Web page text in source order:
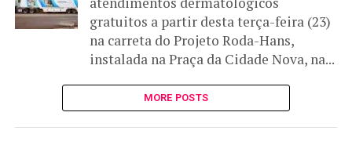
gratuitos a partir desta terça-feira (23)
na carreta do Projeto Roda-Hans,
instalada na Praça da Cidade Nova, na...
MORE POSTS